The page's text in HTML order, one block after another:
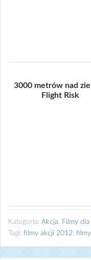
3000 metrów nad
Flight Risk
Kategoria: Akcja, Filmy
Tagi: filmy akcji 2012,